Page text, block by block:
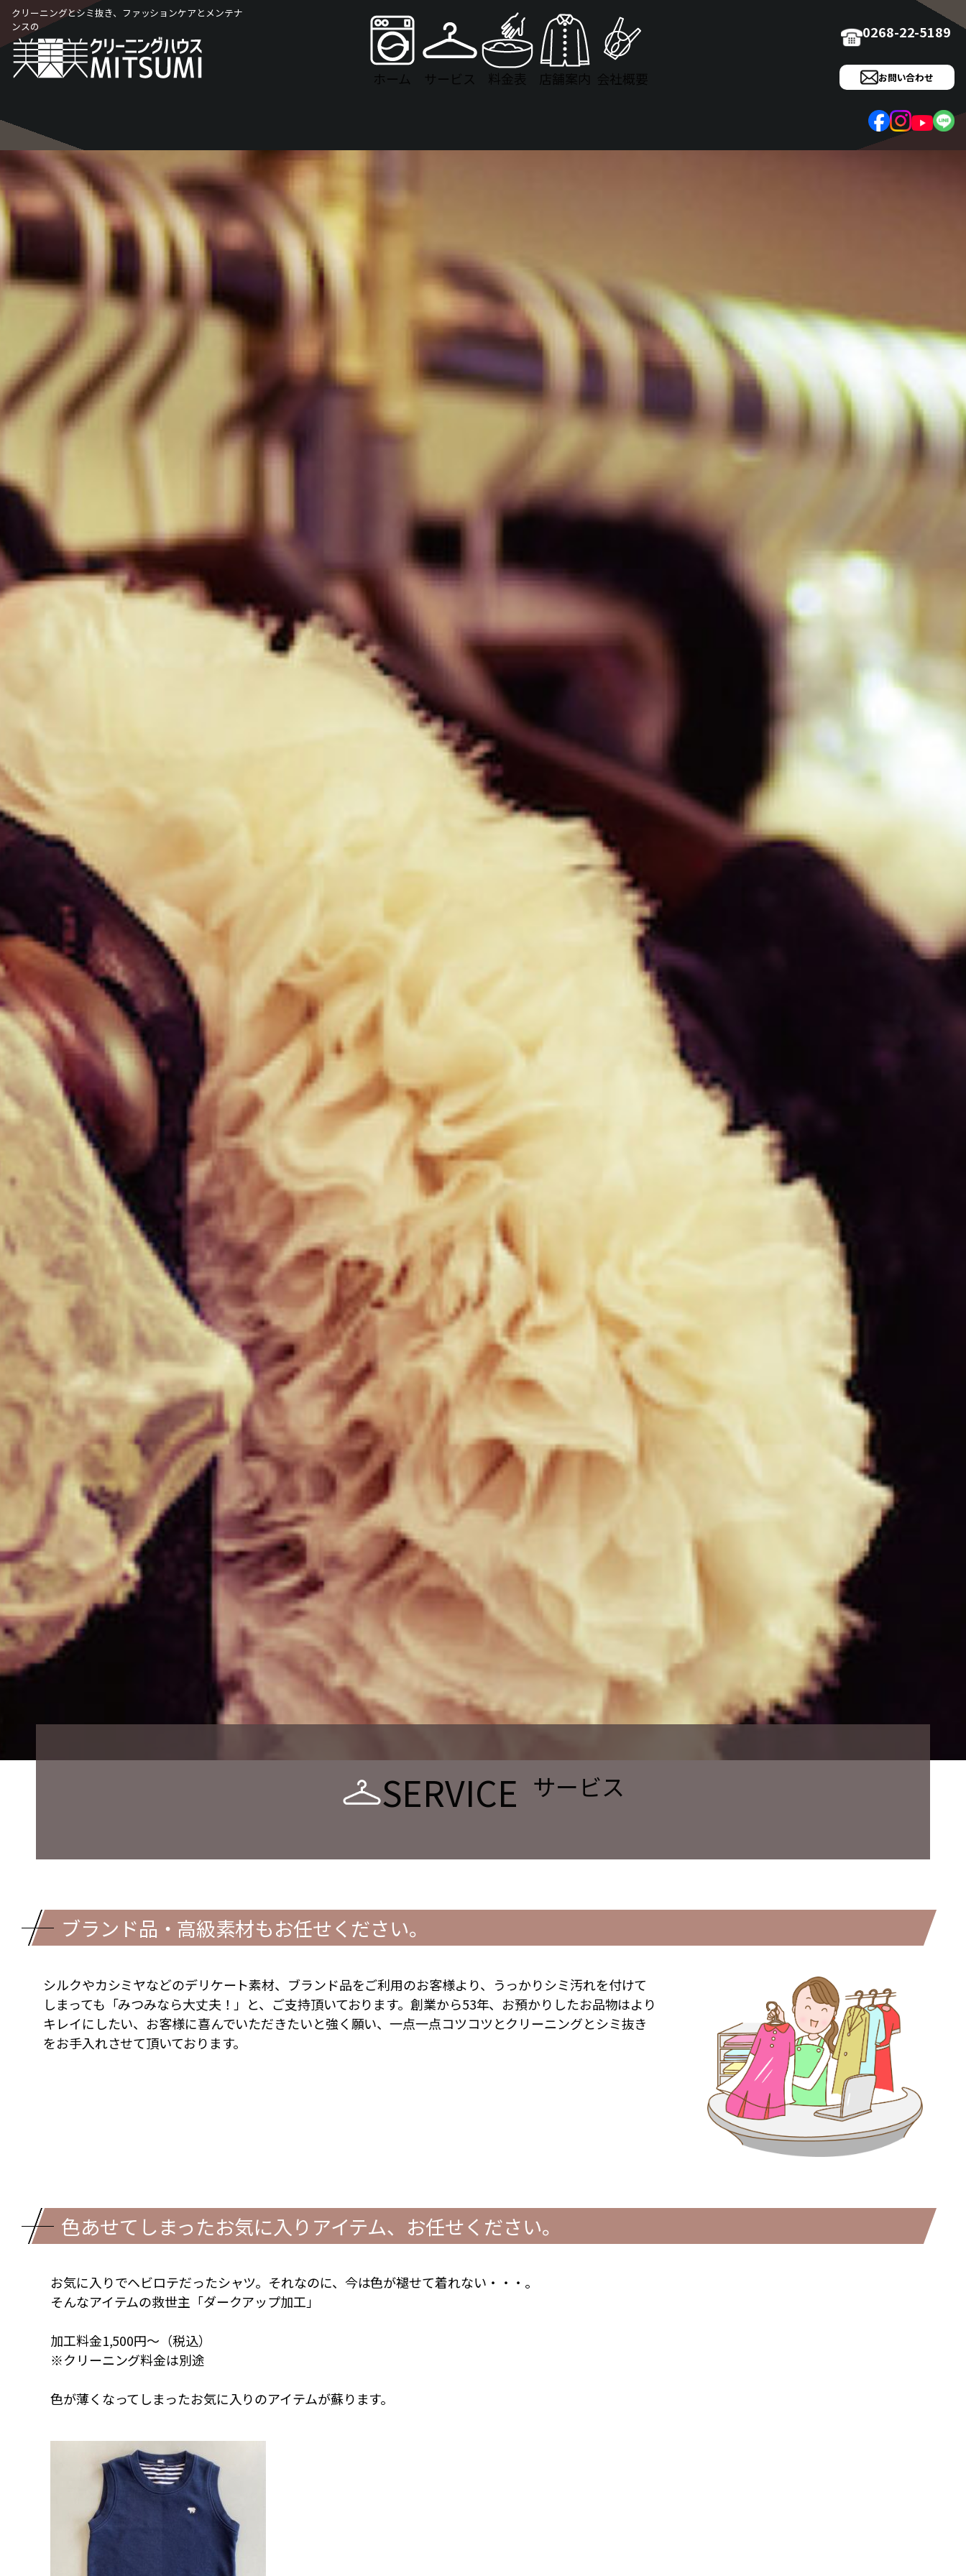
Skip
content
クリーニングとシミ抜き、ファッションケアとメンテナ
ンスの
ホーム サービス 料金表 店舗案内 会社概要
0268-22-5189
お問い合わせ
SERVICE サービス
ブランド品・高級素材もお任せください。
シルクやカシミヤなどのデリケート素材、ブランド品をご利用のお客様より、うっかりシミ汚れを付けて
しまっても「みつみなら大丈夫！」と、ご支持頂いております。創業から53年、お預かりしたお品物はより
キレイにしたい、お客様に喜んでいただきたいと強く願い、一点一点コツコツとクリーニングとシミ抜き
をお手入れさせて頂いております。
色あせてしまったお気に入りアイテム、お任せください。
お気に入りでヘビロテだったシャツ。それなのに、今は色が褪せて着れない・・・。
そんなアイテムの救世主「ダークアップ加工」
加工料金1,500円～（税込）
※クリーニング料金は別途
色が薄くなってしまったお気に入りのアイテムが蘇ります。